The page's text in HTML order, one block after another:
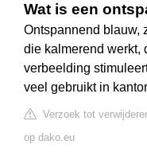
Wat is een
Ontspannend blauw,
die kalmerend werkt,
verbeelding
veel gebruikt in
Verzoek tot
op dako.eu